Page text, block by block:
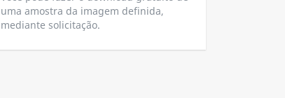
uma amostra da imagem definida,
mediante solicitação.